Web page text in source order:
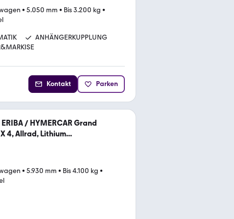
• 5.050 mm • Bis 3.200 kg •
ANHÄNGERKUPPLUNG
Kontakt Parken
/ HYMERCAR Grand
4, Allrad, Lithium...
• 5.930 mm • Bis 4.100 kg •